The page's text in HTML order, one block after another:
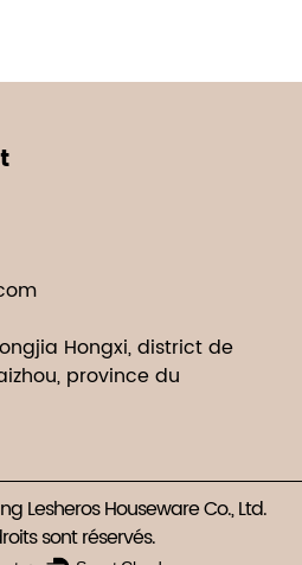
Hongxi, district de
province du
Lesheros Houseware Co., Ltd.
sont réservés.